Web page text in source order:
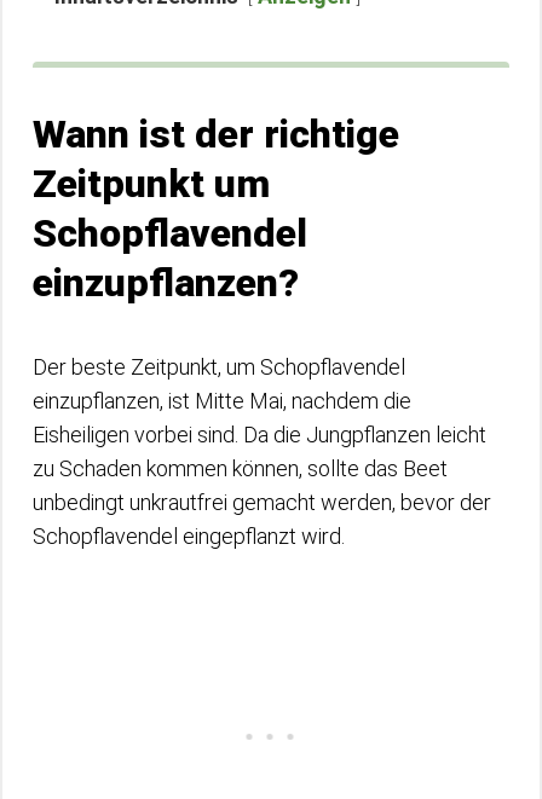
Wann ist der richtige
Zeitpunkt um
Schopflavendel
einzupflanzen?
Der beste Zeitpunkt, um Schopflavendel
einzupflanzen, ist Mitte Mai, nachdem die
Eisheiligen vorbei sind. Da die Jungpflanzen leicht
zu Schaden kommen können, sollte das Beet
unbedingt unkrautfrei gemacht werden, bevor der
Schopflavendel eingepflanzt wird.